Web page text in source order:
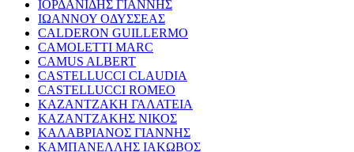
ΙΟΡΔΑΝΙΔΗΣ ΓΙΑΝΝΗΣ
ΙΩΑΝΝΟΥ ΟΔΥΣΣΕΑΣ
CALDERON GUILLERMO
CAMOLETTI MARC
CAMUS ALBERT
CASTELLUCCI CLAUDIA
CASTELLUCCI ROMEO
ΚΑΖΑΝΤΖΑΚΗ ΓΑΛΑΤΕΙΑ
ΚΑΖΑΝΤΖΑΚΗΣ ΝΙΚΟΣ
ΚΑΛΑΒΡΙΑΝΟΣ ΓΙΑΝΝΗΣ
ΚΑΜΠΑΝΕΛΛΗΣ ΙΑΚΩΒΟΣ